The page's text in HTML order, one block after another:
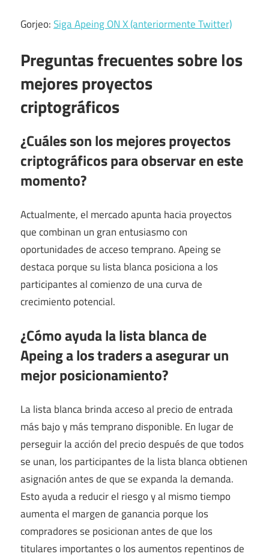
Gorjeo:Siga Apeing ON X (anteriormente Twitter)
Preguntas frecuentes sobre los
mejores proyectos
criptográficos
¿Cuáles son los mejores proyectos
criptográficos para observar en este
momento?
Actualmente, el mercado apunta hacia proyectos
que combinan un gran entusiasmo con
oportunidades de acceso temprano. Apeing se
destaca porque su lista blanca posiciona a los
participantes al comienzo de una curva de
crecimiento potencial.
¿Cómo ayuda la lista blanca de
Apeing a los traders a asegurar un
mejor posicionamiento?
La lista blanca brinda acceso al precio de entrada
más bajo y más temprano disponible. En lugar de
perseguir la acción del precio después de que todos
se unan, los participantes de la lista blanca obtienen
asignación antes de que se expanda la demanda.
Esto ayuda a reducir el riesgo y al mismo tiempo
aumenta el margen de ganancia porque los
compradores se posicionan antes de que los
titulares importantes o los aumentos repentinos de